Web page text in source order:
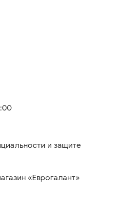
и защите
«Еврогалант»